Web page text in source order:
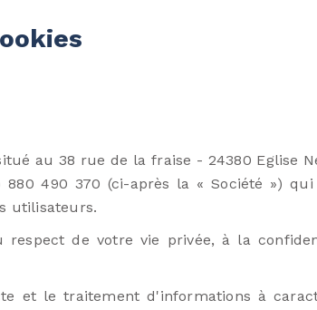
au 38 rue de la fraise - 24380 Eglise
490 370 (ci-après la « Société »)
utilisateurs.
de votre vie privée, à la
et le traitement d'informations à